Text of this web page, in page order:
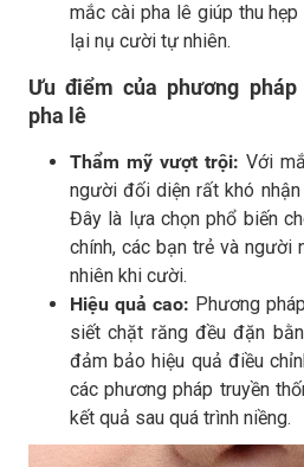
mắc cài pha lê giúp thu
lại nụ cười tự nhiên.
Ưu điểm của phương
pha lê
Thẩm mỹ vượt trội: Với
người đối diện rất khó
Đây là lựa chọn phổ biến
chính, các bạn trẻ và
nhiên khi cười.
Hiệu quả cao: Phương
siết chặt răng đều đặn
đảm bảo hiệu quả điều
các phương pháp truyền
kết quả sau quá trình niềng.